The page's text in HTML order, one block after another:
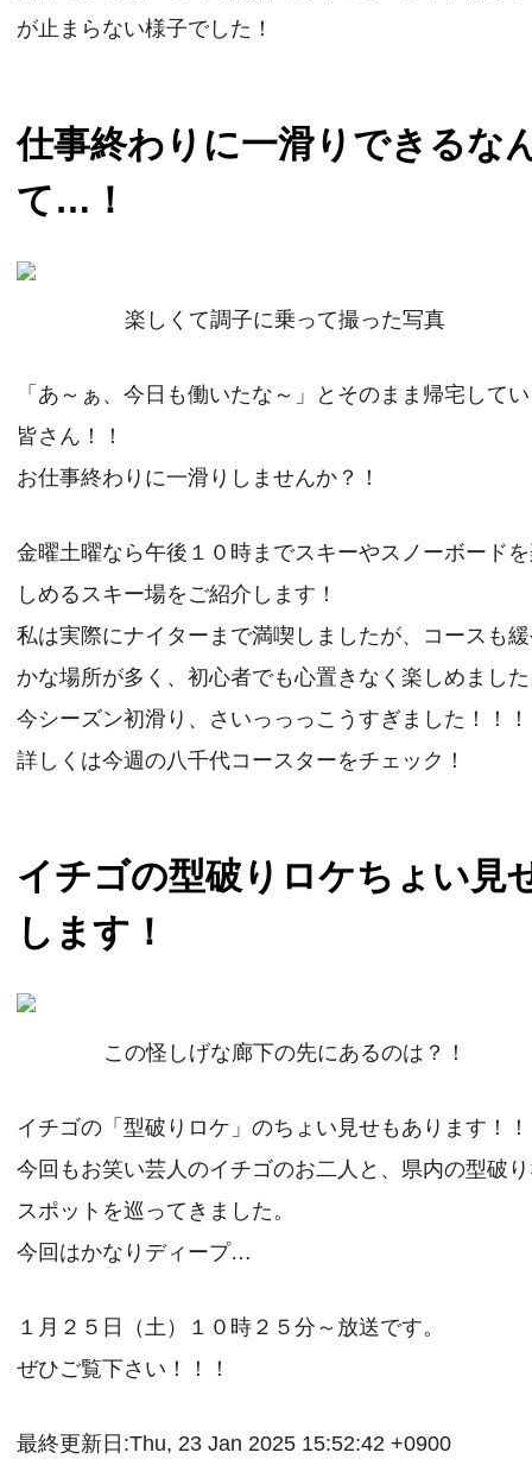
が止まらない様子でした！
仕事終わりに一滑りできるな
て…！
楽しくて調子に乗って撮った写真
「あ～ぁ、今日も働いたな～」とそのまま帰宅して
皆さん！！
お仕事終わりに一滑りしませんか？！
金曜土曜なら午後１０時までスキーやスノーボード
しめるスキー場をご紹介します！
私は実際にナイターまで満喫しましたが、コースも
かな場所が多く、初心者でも心置きなく楽しめまし
今シーズン初滑り、さいっっっこうすぎました！！
詳しくは今週の八千代コースターをチェック！
イチゴの型破りロケちょい見
します！
この怪しげな廊下の先にあるのは？！
イチゴの「型破りロケ」のちょい見せもあります！！
今回もお笑い芸人のイチゴのお二人と、県内の型破
スポットを巡ってきました。
今回はかなりディープ…
１月２５日（土）１０時２５分～放送です。
ぜひご覧下さい！！！
最終更新日:Thu, 23 Jan 2025 15:52:42 +0900